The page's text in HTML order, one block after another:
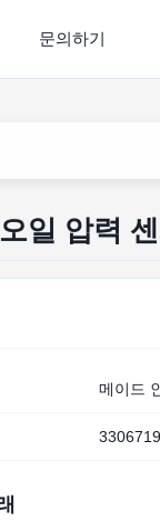
문의하기
일 압력
메이드
3306719